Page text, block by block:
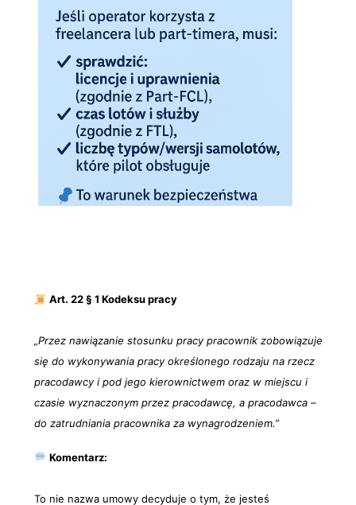
Art. 22 § 1 Kodeksu pracy
„Przez nawiązanie stosunku pracy pracownik zobowiązuje
się do wykonywania pracy określonego rodzaju na rzecz
pracodawcy i pod jego kierownictwem oraz w miejscu i
czasie wyznaczonym przez pracodawcę, a pracodawca –
do zatrudniania pracownika za wynagrodzeniem.”
Komentarz:
To nie nazwa umowy decyduje o tym, że jesteś